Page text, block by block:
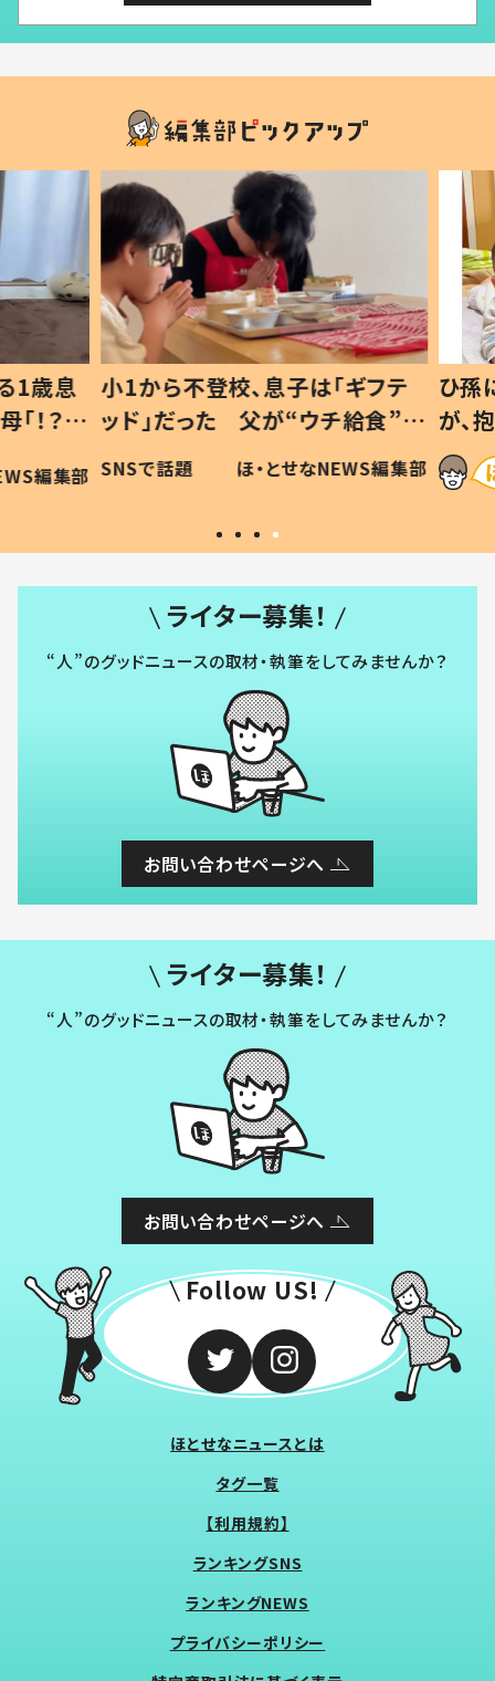
歳息
？」
編集部
小1から不登校、息子は「ギフテ
ッド」だった 父が“ウチ給食”を
作り続ける理由とは #令和の親
#令和の子
SNSで話題 ほ・とせなNEWS編集部
ひ孫
が、抱
「涙が
い」
ライター募集！
“人”のグッドニュースの取材・執筆をしてみませんか？
お問い合わせページへ
ライター募集！
“人”のグッドニュースの取材・執筆をしてみませんか？
お問い合わせページへ
Follow US!
ほとせなニュースとは
タグ一覧
【利用規約】
ランキングSNS
ランキングNEWS
プライバシーポリシー